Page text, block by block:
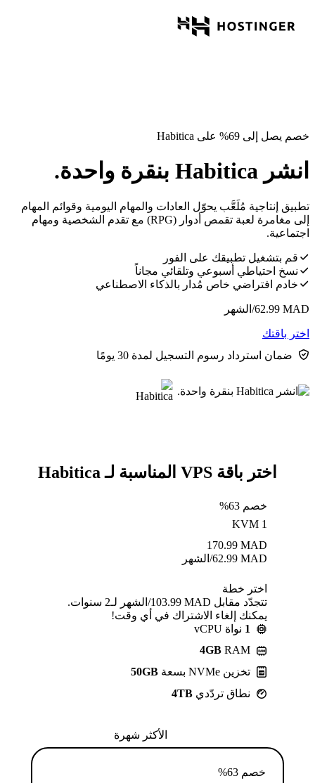
خصم يصل إلى 69% على Habitica
انشر Habitica بنقرة واحدة.
تطبيق إنتاجية مُلَعَّب يحوّل العادات والمهام اليومية وقوائم المهام
إلى مغامرة لعبة تقمص أدوار (RPG) مع تقدم الشخصية ومهام
اجتماعية.
قم بتشغيل تطبيقك على الفور
نسخ احتياطي أسبوعي وتلقائي مجاناً
خادم افتراضي خاص مُدار بالذكاء الاصطناعي
MAD
62.99/الشهر
اختر باقتك
ضمان استرداد رسوم التسجيل لمدة 30 يومًا
اختر باقة VPS المناسبة لـ Habitica
خصم 63%
KVM 1
MAD
170.99
MAD
62.99/الشهر
اختر خطة
تتجدّد مقابل MAD ⁦103.99⁩/الشهر لـ2 سنوات.
يمكنك إلغاء الاشتراك في أي وقت!
1 نواة vCPU
4GB RAM
تخزين NVMe بسعة
50GB
نطاق تردّدي 4TB
الأكثر شهرة
خصم 63%